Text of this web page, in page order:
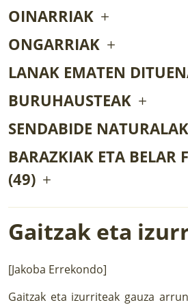
OINARRIAK
ONGARRIAK
LANAK EMATEN
BURUHAUSTEAK
SENDABIDE NATURALAK
BARAZKIAK ETA BELAR
(49)
Gaitzak eta
[Jakoba Errekondo]
Gaitzak eta izurriteak gauza